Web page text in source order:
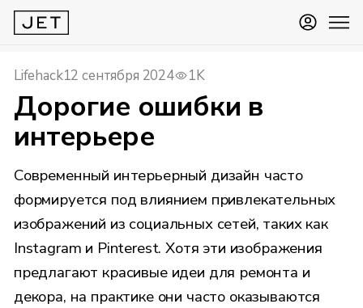
Lifehack12 сентября 2024 1K
Дорогие ошибки в
интерьере
Современный интерьерный дизайн часто
формируется под влиянием привлекательных
изображений из социальных сетей, таких как
Instagram и Pinterest. Хотя эти изображения
предлагают красивые идеи для ремонта и
декора, на практике они часто оказываются